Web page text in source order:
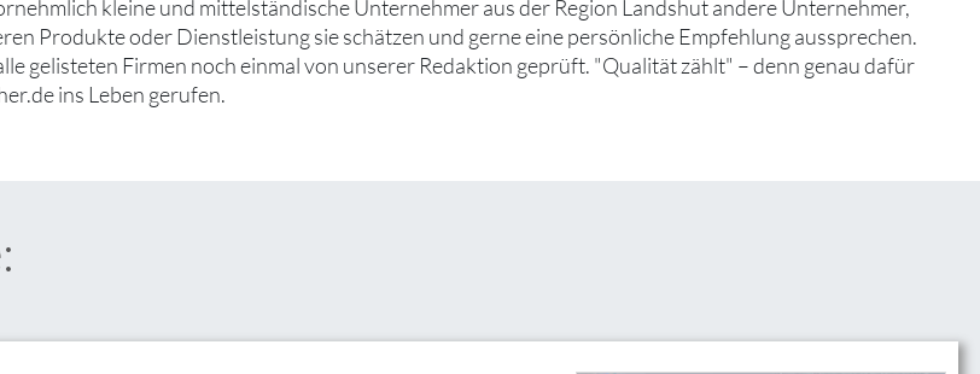
kleine und mittelständische Unternehmer aus der Region Landshut andere Unternehmer,
Produkte oder Dienstleistung sie schätzen und gerne eine persönliche Empfehlung aussprechen.
gelisteten Firmen noch einmal von unserer Redaktion geprüft. "Qualität zählt" – denn genau dafür
ins Leben gerufen.